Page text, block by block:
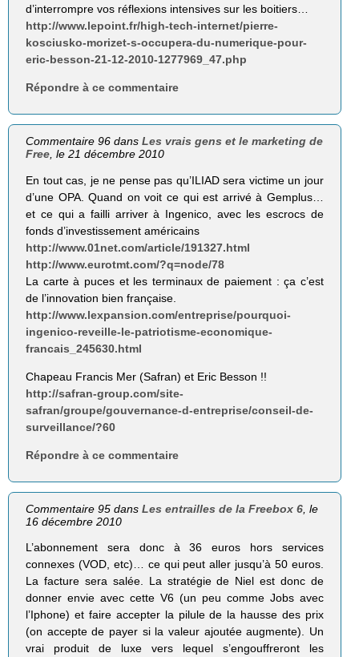
d’interrompre vos réflexions intensives sur les boitiers…
http://www.lepoint.fr/high-tech-internet/pierre-
kosciusko-morizet-s-occupera-du-numerique-pour-
eric-besson-21-12-2010-1277969_47.php
Répondre à ce commentaire
Commentaire 96 dansLes vrais gens et le marketing de
Free, le 21 décembre 2010
En tout cas, je ne pense pas qu’ILIAD sera victime un jour
d’une OPA. Quand on voit ce qui est arrivé à Gemplus…
et ce qui a failli arriver à Ingenico, avec les escrocs de
fonds d’investissement américains
http://www.01net.com/article/191327.html
http://www.eurotmt.com/?q=node/78
La carte à puces et les terminaux de paiement : ça c’est
de l’innovation bien française.
http://www.lexpansion.com/entreprise/pourquoi-
ingenico-reveille-le-patriotisme-economique-
francais_245630.html
Chapeau Francis Mer (Safran) et Eric Besson !!
http://safran-group.com/site-
safran/groupe/gouvernance-d-entreprise/conseil-de-
surveillance/?60
Répondre à ce commentaire
Commentaire 95 dansLes entrailles de la Freebox 6 , le
16 décembre 2010
L’abonnement sera donc à 36 euros hors services
connexes (VOD, etc)… ce qui peut aller jusqu’à 50 euros.
La facture sera salée. La stratégie de Niel est donc de
donner envie avec cette V6 (un peu comme Jobs avec
l’Iphone) et faire accepter la pilule de la hausse des prix
(on accepte de payer si la valeur ajoutée augmente). Un
vrai produit de luxe vers lequel s’engouffreront les